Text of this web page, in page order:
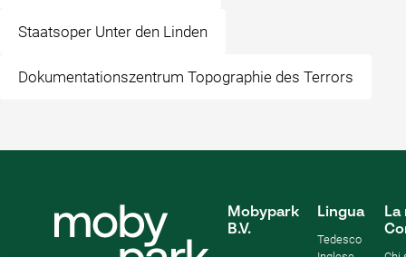
Staatsoper Unter den Linden
Dokumentationszentrum Topographie des Terrors
Mobypark
B.V.
Lingua
Tedesco
La